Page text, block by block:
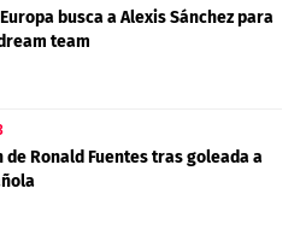
busca a Alexis Sánchez para
team
de Ronald Fuentes tras goleada a